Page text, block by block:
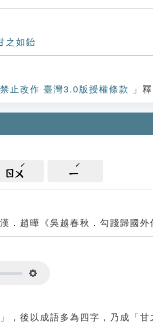
之如飴
止改作 臺灣3.0版授權條款 」
ㄖㄨ ㄧ
．趙曄《吳越春秋．勾踐歸國外
，後以成語多為四字，乃成「